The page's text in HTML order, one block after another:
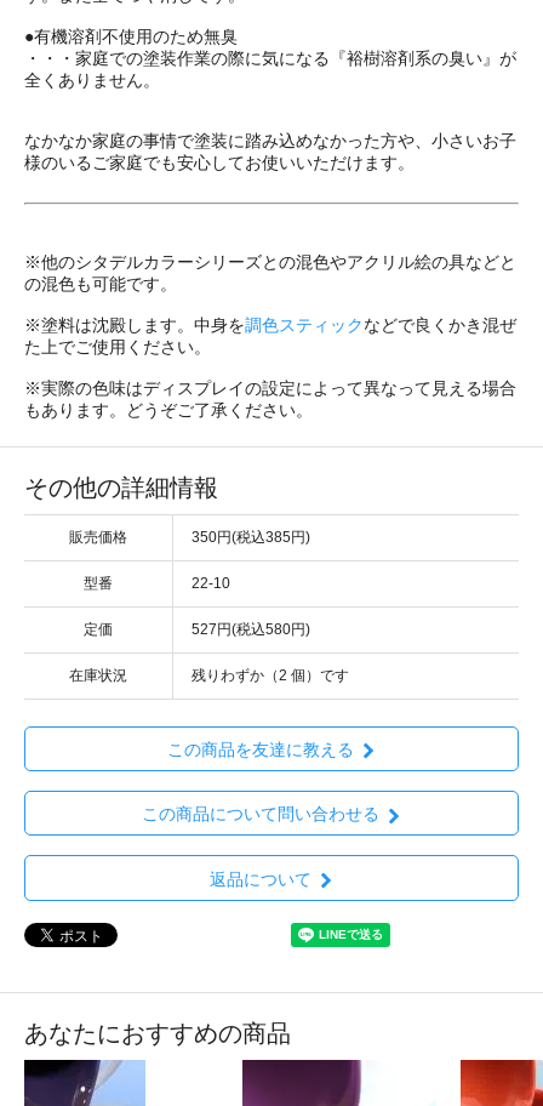
●有機溶剤不使用のため無臭
・・・家庭での塗装作業の際に気になる『裕樹溶剤系の臭い』が
全くありません。
なかなか家庭の事情で塗装に踏み込めなかった方や、小さいお子
様のいるご家庭でも安心してお使いいただけます。
※他のシタデルカラーシリーズとの混色やアクリル絵の具などと
の混色も可能です。
※塗料は沈殿します。中身を調色スティックなどで良くかき混ぜ
た上でご使用ください。
※実際の色味はディスプレイの設定によって異なって見える場合
もあります。どうぞご了承ください。
その他の詳細情報
販売価格 350円(税込385円)
型番 22-10
定価 527円(税込580円)
在庫状況 残りわずか（2 個）です
この商品を友達に教える
この商品について問い合わせる
返品について
あなたにおすすめの商品